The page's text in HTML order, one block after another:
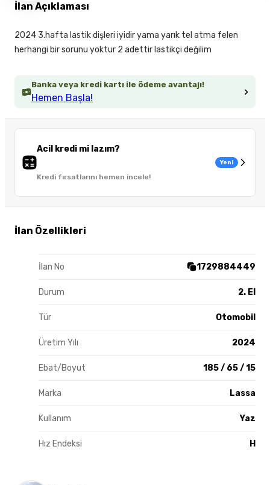
Banka veya kredi kartı ile ödeme avantajı!
Hemen Başla!
Acil kredi mi lazım?
Kredi fırsatlarını hemen incele!
Yeni
İlan Özellikleri
İlan No 1729884449
Durum 2. El
Tür Otomobil
Üretim Yılı 2024
Ebat/Boyut 185 / 65 / 15
Marka Lassa
Kullanım Yaz
Hız Endeksi H
İlan Açıklaması
2024 3.hafta lastik dişleri iyidir yama yarık tel atma felen
herhangi bir sorunu yoktur 2 adettir lastikçi değilim